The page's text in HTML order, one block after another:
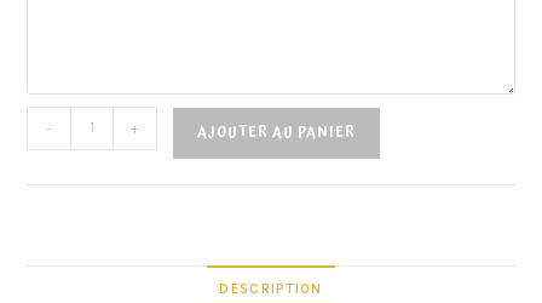
- + AJOUTER AU PANIER
DESCRIPTION